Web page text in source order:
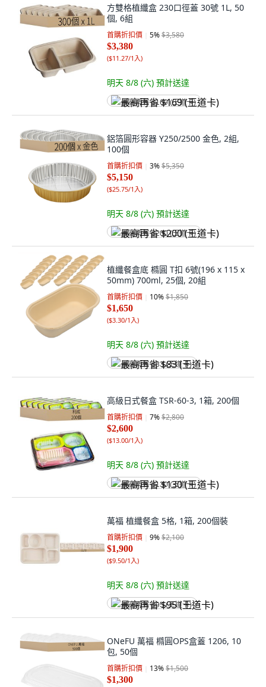
方雙格植纖盒 230口徑蓋 30號 1L, 50
個, 6組
首購折扣價 5%$3,580
$3,380
($11.27/1入)
明天 8/8 (六) 預計送達
最高再省 $169 (王道卡)
鋁箔圓形容器 Y250/2500 金色, 2組,
100個
首購折扣價 3%$5,350
$5,150
($25.75/1入)
明天 8/8 (六) 預計送達
最高再省 $200 (王道卡)
植纖餐盒底 橢圓 T扣 6號(196 x 115 x
50mm) 700ml, 25個, 20組
首購折扣價 10%$1,850
$1,650
($3.30/1入)
明天 8/8 (六) 預計送達
最高再省 $83 (王道卡)
高級日式餐盒 TSR-60-3, 1箱, 200個
首購折扣價 7%$2,800
$2,600
($13.00/1入)
明天 8/8 (六) 預計送達
最高再省 $130 (王道卡)
萬福 植纖餐盒 5格, 1箱, 200個裝
首購折扣價 9%$2,100
$1,900
($9.50/1入)
明天 8/8 (六) 預計送達
最高再省 $95 (王道卡)
ONeFU 萬福 橢圓OPS盒蓋 1206, 10
包, 50個
首購折扣價 13%$1,500
$1,300